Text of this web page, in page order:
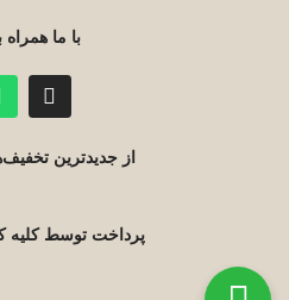
با ما همراه
از جدیدترین
پرداخت توسط کلیه